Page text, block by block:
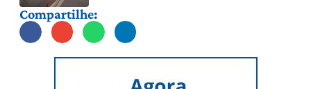
Compartilhe: